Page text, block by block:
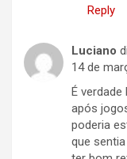
Reply
Luciano
14 de
É
após
poderia
que